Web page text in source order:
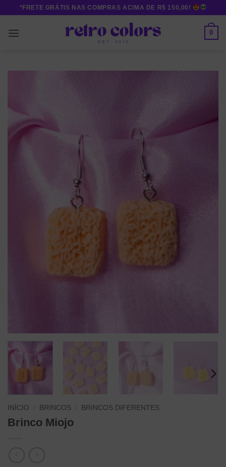
content
*FRETE GRÁTIS NAS COMPRAS ACIMA DE R$ 150,00!
0
INÍCIO BRINCOS BRINCOS DIFERENTES
Brinco Miojo